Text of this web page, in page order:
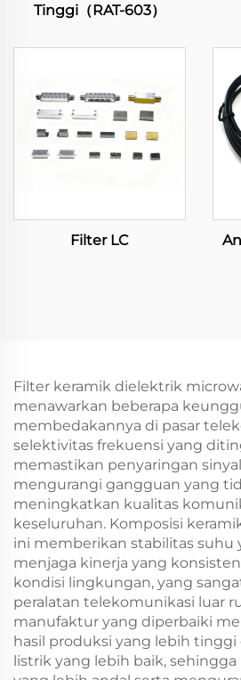
Tinggi（RAT-603）
Filter LC
Filter keramik dielektrik
menawarkan beberapa
membedakannya di pasar
selektivitas frekuensi yang
memastikan penyaringan
mengurangi gangguan yang
meningkatkan kualitas
keseluruhan. Komposisi
ini memberikan stabilitas suhu
menjaga kinerja yang
kondisi lingkungan, yang
peralatan telekomunikasi luar
manufaktur yang diperbaiki
hasil produksi yang lebih tinggi
listrik yang lebih baik,